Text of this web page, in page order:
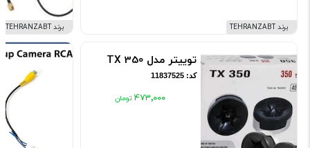
برند TEHRANZABT
توییتر مدل TX 350
کد: 11837525
۴۷۳٬۰۰۰
برند TEHRANZABT